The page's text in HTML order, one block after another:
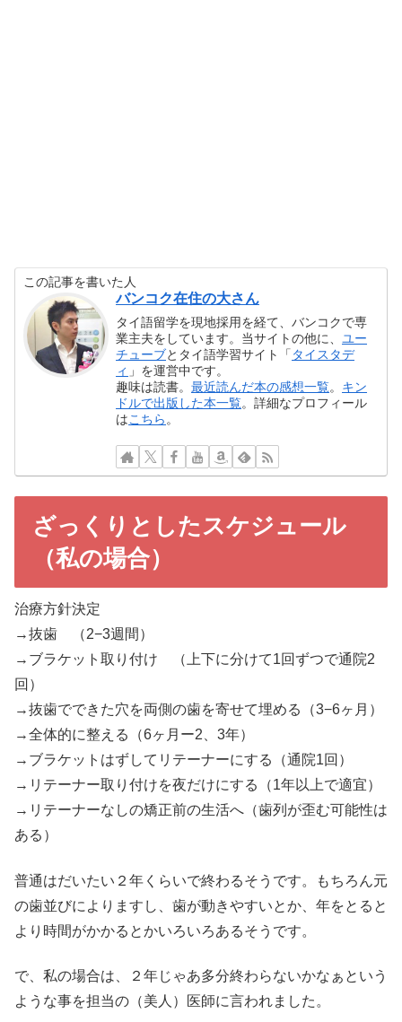
この記事を書いた人
バンコク在住の大さん
タイ語留学を現地採用を経て、バンコクで専
業主夫をしています。当サイトの他に、 ユー
チューブとタイ語学習サイト「タイスタデ
ィ 」を運営中です。
趣味は読書。最近読んだ本の感想一覧。 キン
ドルで出版した本一覧。詳細なプロフィール
はこちら 。
ざっくりとしたスケジュール
（私の場合）
治療方針決定
→抜歯 （2−3週間）
→ブラケット取り付け （上下に分けて1回ずつで通院2
回）
→抜歯でできた穴を両側の歯を寄せて埋める（3−6ヶ月）
→全体的に整える（6ヶ月ー2、3年）
→ブラケットはずしてリテーナーにする（通院1回）
→リテーナー取り付けを夜だけにする（1年以上で適宜）
→リテーナーなしの矯正前の生活へ（歯列が歪む可能性は
ある）
普通はだいたい２年くらいで終わるそうです。もちろん元
の歯並びによりますし、歯が動きやすいとか、年をとると
より時間がかかるとかいろいろあるそうです。
で、私の場合は、２年じゃあ多分終わらないかなぁという
ような事を担当の（美人）医師に言われました。